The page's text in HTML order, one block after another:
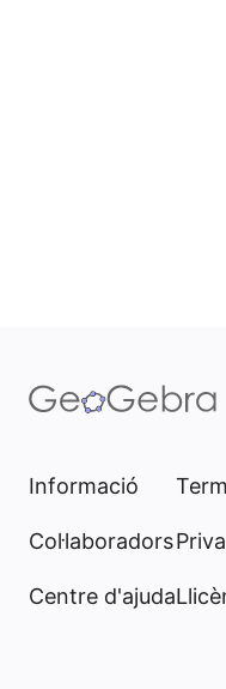
Informació
Col·laboradors
Centre d'ajuda